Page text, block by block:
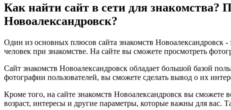
Как найти сайт в сети для
Новоалександровск?
Один из основных плюсов сайта знакомств Новоалександровск
человек при знакомстве. На сайте вы сможете просмотреть
Сайт знакомств Новоалександровск обладает большой базой
фотографии пользователей, вы сможете сделать вывод о их
Кроме того, на сайте знакомств Новоалександровск вы
возраст, интересы и другие параметры, которые важны для вас.